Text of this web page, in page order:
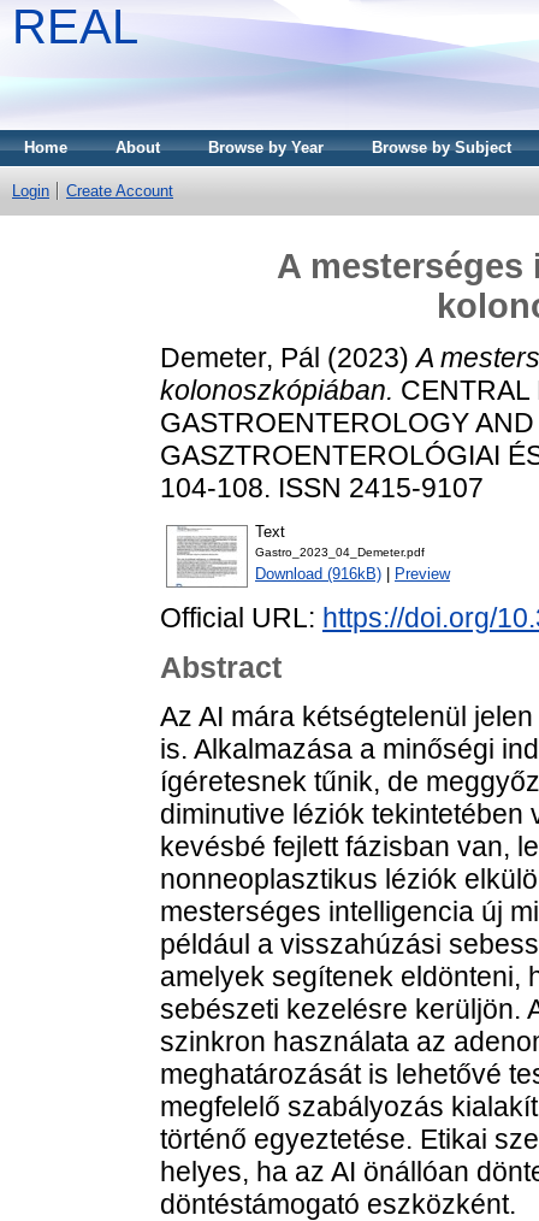
REAL
Home About Browse by Year Browse by Subject
Login Create Account
A mesterséges
Demeter, Pál (2023)A
kolonoszkópiában. CENTRAL
GASTROENTEROLOGY
GASZTROENTEROLÓGIAI
104-108. ISSN 2415-9107
Text
Gastro_2023_04_Demeter.pdf
Download (916kB) Preview
Official URL: https://doi.org/
Abstract
Az AI mára kétségtelenül
is. Alkalmazása a minőségi
ígéretesnek tűnik, de
diminutive léziók tekintetében
kevésbé fejlett fázisban van,
nonneoplasztikus léziók
mesterséges intelligencia új
például a visszahúzási
amelyek segítenek eldönteni,
sebészeti kezelésre kerüljön.
szinkron használata az
meghatározását is lehetővé
megfelelő szabályozás
történő egyeztetése. Etikai
helyes, ha az AI önállóan
döntéstámogató eszközként.